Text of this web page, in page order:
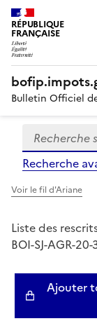
RÉPUBLIQUE
FRANÇAISE
Bulletin Officiel
Formulaire
de
recherche
Recherche
Recherche
Voir le fil d'Ariane
Liste des
BOI-SJ-AGR-20-
Ajouter